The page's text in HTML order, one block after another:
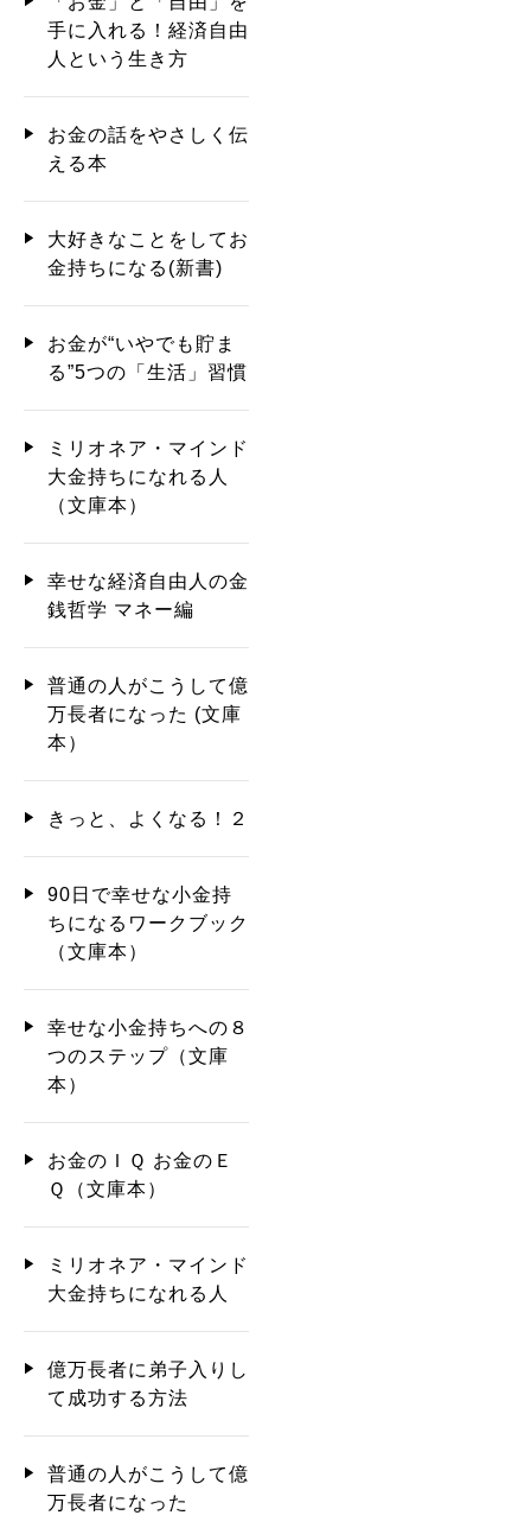
手に入れる！経済自由
人という生き方
お金の話をやさしく伝
える本
大好きなことをしてお
金持ちになる(新書)
お金が“いやでも貯ま
る”5つの「生活」習慣
ミリオネア・マインド
大金持ちになれる人
（文庫本）
幸せな経済自由人の金
銭哲学 マネー編
普通の人がこうして億
万長者になった (文庫
本）
きっと、よくなる！２
90日で幸せな小金持
ちになるワークブック
（文庫本）
幸せな小金持ちへの８
つのステップ（文庫
本）
お金のＩＱ お金のＥ
Ｑ（文庫本）
ミリオネア・マインド
大金持ちになれる人
億万長者に弟子入りし
て成功する方法
普通の人がこうして億
万長者になった